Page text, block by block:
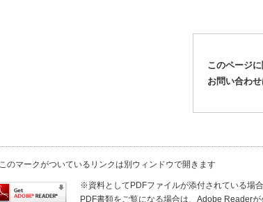
このページ
お問い合わ
このマークがついているリンクは別ウィンドウで開きます
※資料としてPDFファイルが添付されている場
PDF書類をご覧になる場合は、Adobe Reader